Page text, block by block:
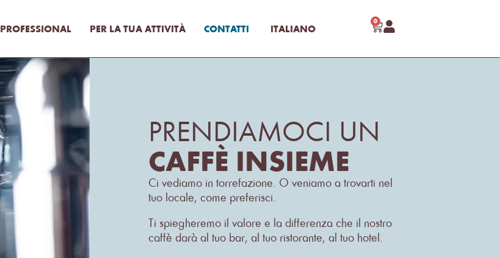
PROFESSIONAL PER LA TUA ATTIVITÀ CONTATTI ITALIANO
0
PRENDIAMOCI UN
CAFFÈ INSIEME
Ci vediamo in torrefazione. O veniamo a trovarti nel
tuo locale, come preferisci.
Ti spiegheremo il valore e la differenza che il nostro
caffè darà al tuo bar, al tuo ristorante, al tuo hotel.